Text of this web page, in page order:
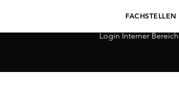
FACHSTELLEN
Login Interner Bereich